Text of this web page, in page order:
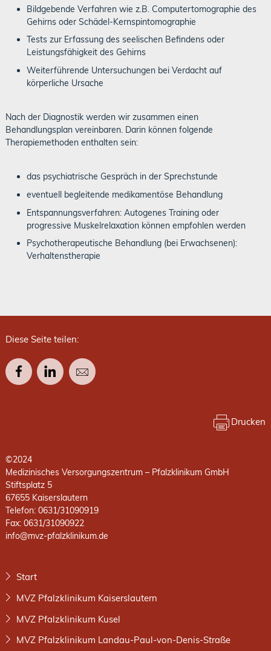
Bildgebende Verfahren wie z.B. Computertomographie des
Gehirns oder Schädel-Kernspintomographie
Tests zur Erfassung des seelischen Befindens oder
Leistungsfähigkeit des Gehirns
Weiterführende Untersuchungen bei Verdacht auf
körperliche Ursache
Nach der Diagnostik werden wir zusammen einen
Behandlungsplan vereinbaren. Darin können folgende
Therapiemethoden enthalten sein:
das psychiatrische Gespräch in der Sprechstunde
eventuell begleitende medikamentöse Behandlung
Entspannungsverfahren: Autogenes Training oder
progressive Muskelrelaxation können empfohlen werden
Psychotherapeutische Behandlung (bei Erwachsenen):
Verhaltenstherapie
Diese Seite teilen:
Drucken
©2024
Medizinisches Versorgungszentrum – Pfalzklinikum GmbH
Stiftsplatz 5
67655 Kaiserslautern
Telefon: 0631/31090919
Fax: 0631/31090922
info@mvz-pfalzklinikum.de
Start
MVZ Pfalzklinikum Kaiserslautern
MVZ Pfalzklinikum Kusel
MVZ Pfalzklinikum Landau-Paul-von-Denis-Straße